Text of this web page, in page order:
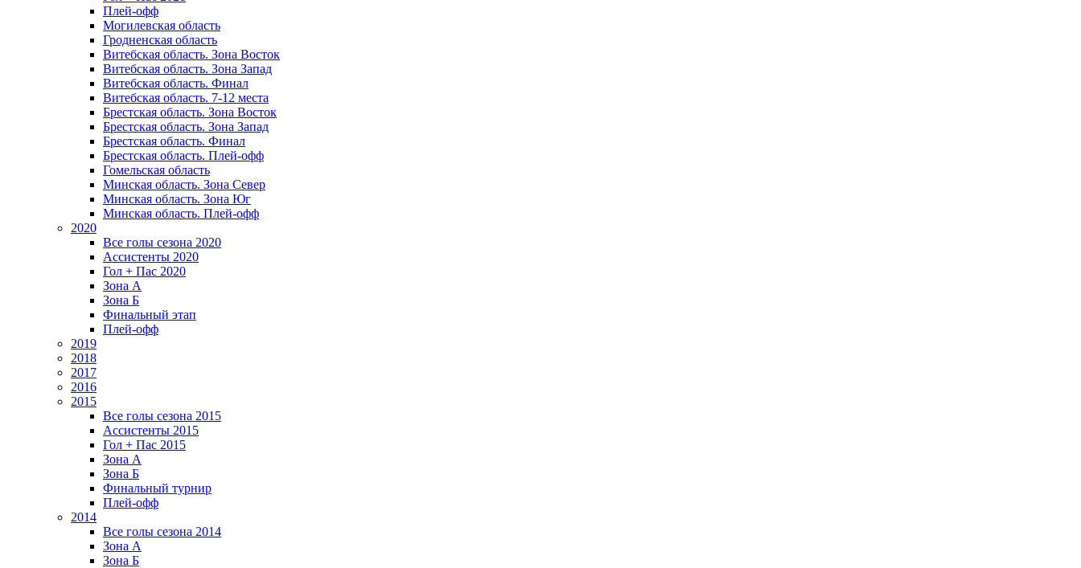
Плей-офф
Могилевская область
Гродненская область
Витебская область. Зона Восток
Витебская область. Зона Запад
Витебская область. Финал
Витебская область. 7-12 места
Брестская область. Зона Восток
Брестская область. Зона Запад
Брестская область. Финал
Брестская область. Плей-офф
Гомельская область
Минская область. Зона Север
Минская область. Зона Юг
Минская область. Плей-офф
2020
Все голы сезона 2020
Ассистенты 2020
Гол + Пас 2020
Зона А
Зона Б
Финальный этап
Плей-офф
2019
2018
2017
2016
2015
Все голы сезона 2015
Ассистенты 2015
Гол + Пас 2015
Зона А
Зона Б
Финальный турнир
Плей-офф
2014
Все голы сезона 2014
Зона А
Зона Б